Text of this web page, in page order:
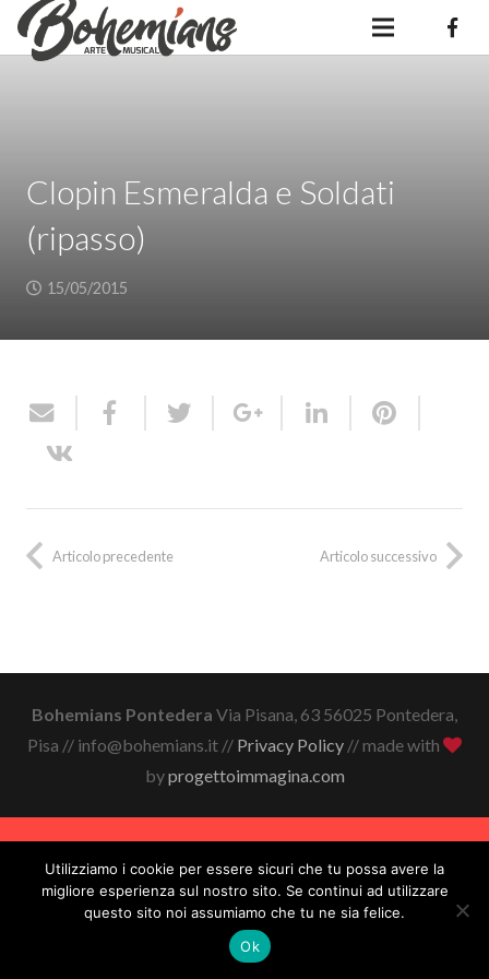
Clopin Esmeralda e Soldati
(ripasso)
15/05/2015
Articolo precedente Articolo successivo
Bohemians Pontedera Via Pisana, 63 56025 Pontedera,
Pisa // info@bohemians.it // Privacy Policy// made with
byprogettoimmagina.com
Utilizziamo i cookie per essere sicuri che tu possa avere la
migliore esperienza sul nostro sito. Se continui ad utilizzare
questo sito noi assumiamo che tu ne sia felice.
Ok